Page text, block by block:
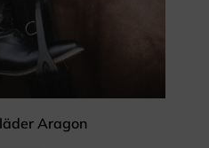
Aragon